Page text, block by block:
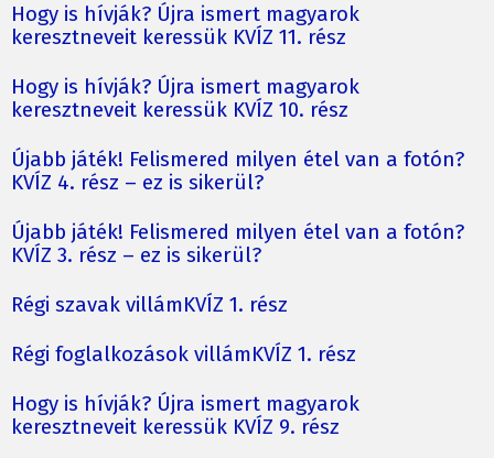
Hogy is hívják? Újra ismert magyarok
keresztneveit keressük KVÍZ 11. rész
Hogy is hívják? Újra ismert magyarok
keresztneveit keressük KVÍZ 10. rész
Újabb játék! Felismered milyen étel van a fotón?
KVÍZ 4. rész – ez is sikerül?
Újabb játék! Felismered milyen étel van a fotón?
KVÍZ 3. rész – ez is sikerül?
Régi szavak villámKVÍZ 1. rész
Régi foglalkozások villámKVÍZ 1. rész
Hogy is hívják? Újra ismert magyarok
keresztneveit keressük KVÍZ 9. rész